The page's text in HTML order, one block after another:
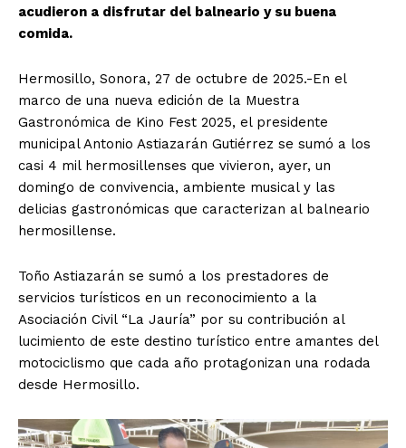
acudieron a disfrutar del balneario y su buena
comida.
Hermosillo, Sonora, 27 de octubre de 2025.-En el
marco de una nueva edición de la Muestra
Gastronómica de Kino Fest 2025, el presidente
municipal Antonio Astiazarán Gutiérrez se sumó a los
casi 4 mil hermosillenses que vivieron, ayer, un
domingo de convivencia, ambiente musical y las
delicias gastronómicas que caracterizan al balneario
hermosillense.
Toño Astiazarán se sumó a los prestadores de
servicios turísticos en un reconocimiento a la
Asociación Civil “La Jauría” por su contribución al
lucimiento de este destino turístico entre amantes del
motociclismo que cada año protagonizan una rodada
desde Hermosillo.